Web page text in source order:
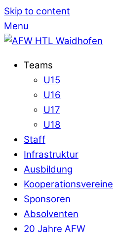
Skip to content
Menu
Teams
U15
U16
U17
U18
Staff
Infrastruktur
Ausbildung
Kooperationsvereine
Sponsoren
Absolventen
20 Jahre AFW